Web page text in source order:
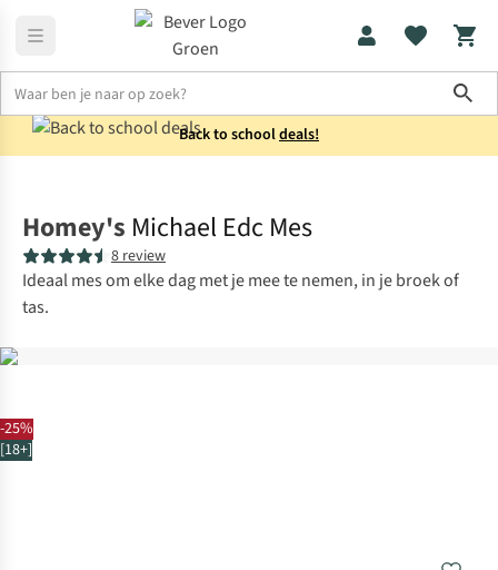
Back to schooldeals!
-25%
[18+]
Homey's Michael Edc Mes
8 review
Ideaal mes om elke dag met je mee te nemen, in je broek of
tas.